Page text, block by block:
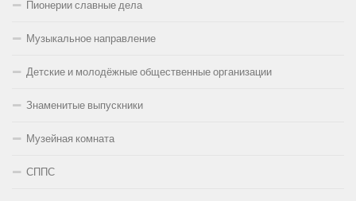
Пионерии славные дела
Музыкальное направление
Детские и молодёжные общественные организации
Знаменитые выпускники
Музейная комната
СППС